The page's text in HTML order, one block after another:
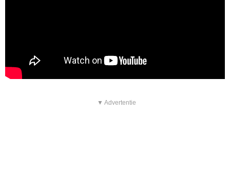
▼ Advertentie